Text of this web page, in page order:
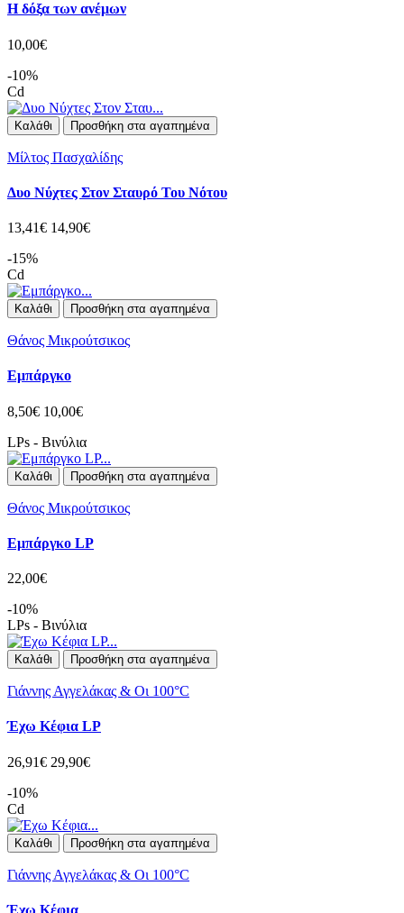
Η δόξα των ανέμων
10,00€
-10%
Cd
Καλάθι Προσθήκη στα αγαπημένα
Μίλτος Πασχαλίδης
Δυο Νύχτες Στον Σταυρό Του Νότου
13,41€ 14,90€
-15%
Cd
Καλάθι Προσθήκη στα αγαπημένα
Θάνος Μικρούτσικος
Εμπάργκο
8,50€ 10,00€
LPs - Βινύλια
Καλάθι Προσθήκη στα αγαπημένα
Θάνος Μικρούτσικος
Εμπάργκο LP
22,00€
-10%
LPs - Βινύλια
Καλάθι Προσθήκη στα αγαπημένα
Γιάννης Αγγελάκας & Οι 100°C
Έχω Κέφια LP
26,91€ 29,90€
-10%
Cd
Καλάθι Προσθήκη στα αγαπημένα
Γιάννης Αγγελάκας & Οι 100°C
Έχω Κέφια